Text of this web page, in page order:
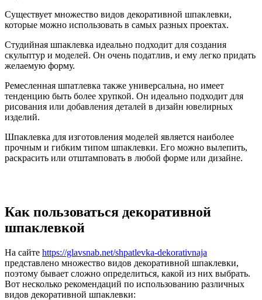
Существует множество видов декоративной шпаклевки,
которые можно использовать в самых разных проектах.
Студийная шпаклевка идеально подходит для создания
скульптур и моделей. Он очень податлив, и ему легко придать
желаемую форму.
Ремесленная шпатлевка также универсальна, но имеет
тенденцию быть более хрупкой. Он идеально подходит для
рисования или добавления деталей в дизайн ювелирных
изделий.
Шпаклевка для изготовления моделей является наиболее
прочным и гибким типом шпаклевки. Его можно вылепить,
раскрасить или отштамповать в любой форме или дизайне.
Как пользоваться декоративной
шпаклевкой
На сайте https://glavsnab.net/shpatlevka-dekorativnaja
представлено множество видов декоративной шпаклевки,
поэтому бывает сложно определиться, какой из них выбрать.
Вот несколько рекомендаций по использованию различных
видов декоративной шпаклевки: